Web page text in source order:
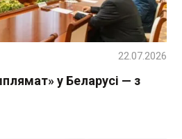
у Беларусі — з
22.07.2026